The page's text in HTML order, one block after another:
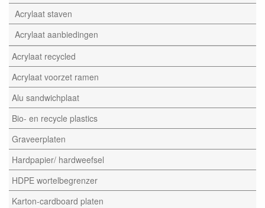
Acrylaat staven
Acrylaat aanbiedingen
Acrylaat recycled
Acrylaat voorzet ramen
Alu sandwichplaat
Bio- en recycle plastics
Graveerplaten
Hardpapier/ hardweefsel
HDPE wortelbegrenzer
Karton-cardboard platen